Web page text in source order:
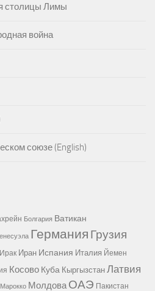
столицы Лимы
война
союзе (English)
Болгария Ватикан
Германия Грузия
Ирак Иран Испания Италия Йемен
Косово Куба Кыргызстан Латвия
Марокко Молдова ОАЭ Пакистан